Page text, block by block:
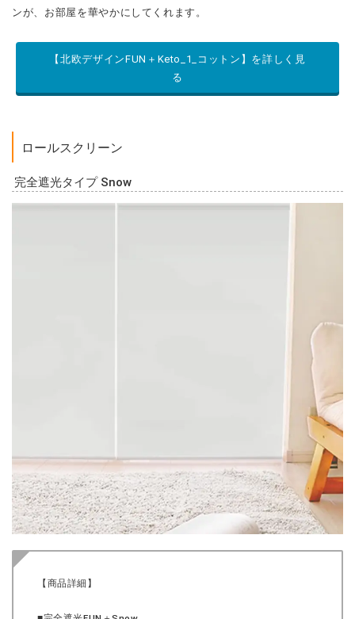
ンが、お部屋を華やかにしてくれます。
【北欧デザインFUN＋Keto_1_コットン】を詳しく見
る
ロールスクリーン
完全遮光タイプ Snow
【商品詳細】